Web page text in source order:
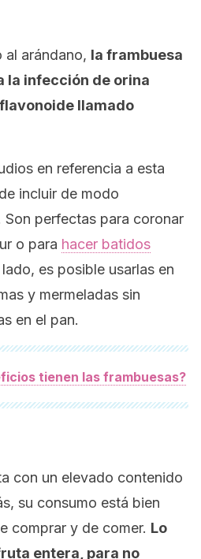
al arándano, la frambuesa
la infección de orina
llamado
en referencia a esta
incluir de modo
Son perfectas para coronar
o para hacer batidos
es posible usarlas en
y mermeladas sin
en el pan.
tienen las frambuesas?
con un elevado contenido
su consumo está bien
comprar y de comer. Lo
entera, para no